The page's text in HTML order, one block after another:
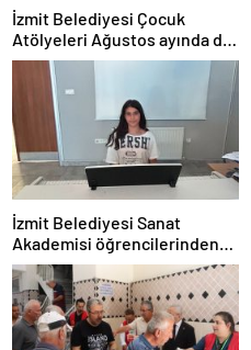
İzmit Belediyesi Çocuk
Atölyeleri Ağustos ayında da
devam ediyor
İzmit Belediyesi Sanat
Akademisi öğrencilerinden
çifte başarı